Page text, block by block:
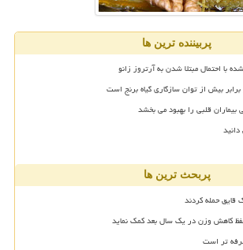
پربیننده ترین ها
با احتمال مبتلا شدن به آرتروز زانو
قلبی را بهبود می بخشد
پربحث ترین ها
قایق حمله کردند
تر است